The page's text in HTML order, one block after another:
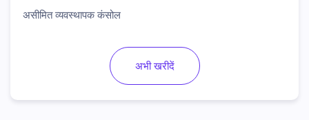
असीमित व्यवस्थापक कंसोल
अभी खरीदें